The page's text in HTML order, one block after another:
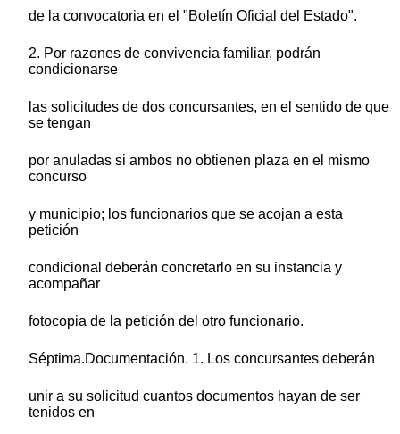
de la convocatoria en el "Boletín Oficial del Estado".
2. Por razones de convivencia familiar, podrán
condicionarse
las solicitudes de dos concursantes, en el sentido de que
se tengan
por anuladas si ambos no obtienen plaza en el mismo
concurso
y municipio; los funcionarios que se acojan a esta
petición
condicional deberán concretarlo en su instancia y
acompañar
fotocopia de la petición del otro funcionario.
Séptima.Documentación. 1. Los concursantes deberán
unir a su solicitud cuantos documentos hayan de ser
tenidos en